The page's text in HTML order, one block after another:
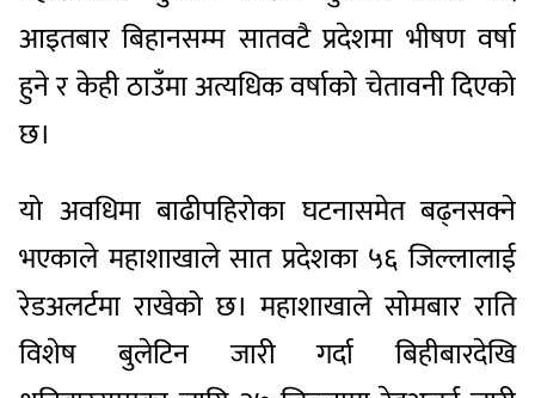
आइतबार बिहानसम्म सातवटै प्रदेशमा भीषण वर्षा
हुने र केही ठाउँमा अत्यधिक वर्षाको चेतावनी दिएको
छ।
यो अवधिमा बाढीपहिरोका घटनासमेत बढ्नसक्ने
भएकाले महाशाखाले सात प्रदेशका ५६ जिल्लालाई
रेडअलर्टमा राखेको छ। महाशाखाले सोमबार राति
विशेष बुलेटिन जारी गर्दा बिहीबारदेखि